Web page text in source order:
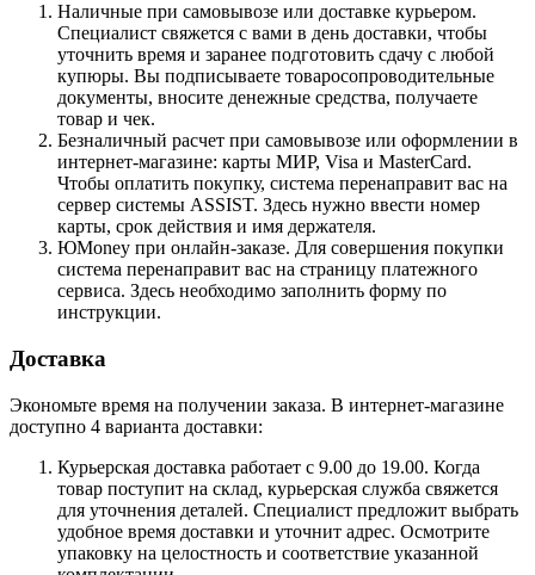
Наличные при самовывозе или доставке курьером.
Специалист свяжется с вами в день доставки, чтобы
уточнить время и заранее подготовить сдачу с любой
купюры. Вы подписываете товаросопроводительные
документы, вносите денежные средства, получаете
товар и чек.
Безналичный расчет при самовывозе или оформлении в
интернет-магазине: карты МИР, Visa и MasterCard.
Чтобы оплатить покупку, система перенаправит вас на
сервер системы ASSIST. Здесь нужно ввести номер
карты, срок действия и имя держателя.
ЮMoney при онлайн-заказе. Для совершения покупки
система перенаправит вас на страницу платежного
сервиса. Здесь необходимо заполнить форму по
инструкции.
Доставка
Экономьте время на получении заказа. В интернет-магазине
доступно 4 варианта доставки:
Курьерская доставка работает с 9.00 до 19.00. Когда
товар поступит на склад, курьерская служба свяжется
для уточнения деталей. Специалист предложит выбрать
удобное время доставки и уточнит адрес. Осмотрите
упаковку на целостность и соответствие указанной